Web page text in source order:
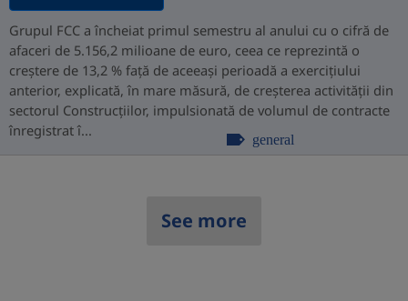
Grupul FCC a încheiat primul semestru al anului cu o cifră de
afaceri de 5.156,2 milioane de euro, ceea ce reprezintă o
creștere de 13,2 % față de aceeași perioadă a exercițiului
anterior, explicată, în mare măsură, de creșterea activității din
sectorul Construcțiilor, impulsionată de volumul de contracte
înregistrat î...
general
See more